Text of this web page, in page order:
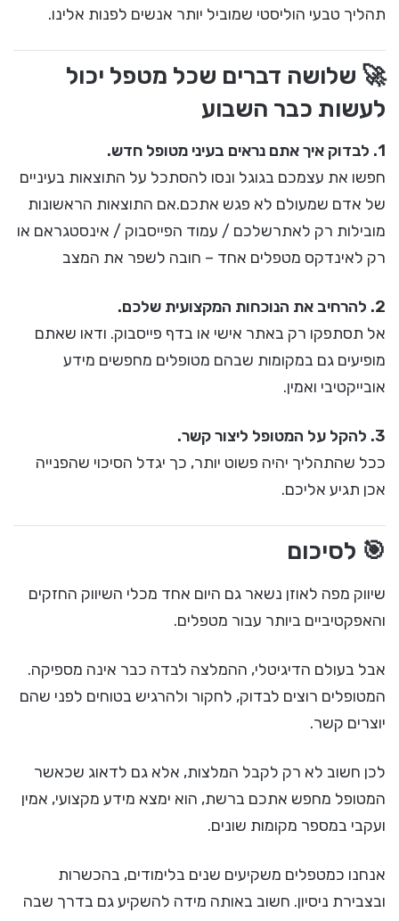
תהליך טבעי הוליסטי שמוביל יותר אנשים לפנות אלינו.
🚀 שלושה דברים שכל מטפל יכול
לעשות כבר השבוע
1. לבדוק איך אתם נראים בעיני מטופל חדש.
חפשו את עצמכם בגוגל ונסו להסתכל על התוצאות בעיניים
של אדם שמעולם לא פגש אתכם.אם התוצאות הראשונות
מובילות רק לאתרשלכם / עמוד הפייסבוק / אינסטגראם או
רק לאינדקס מטפלים אחד – חובה לשפר את המצב
2. להרחיב את הנוכחות המקצועית שלכם.
אל תסתפקו רק באתר אישי או בדף פייסבוק. ודאו שאתם
מופיעים גם במקומות שבהם מטופלים מחפשים מידע
אובייקטיבי ואמין.
3. להקל על המטופל ליצור קשר.
ככל שהתהליך יהיה פשוט יותר, כך יגדל הסיכוי שהפנייה
אכן תגיע אליכם.
🎯 לסיכום
שיווק מפה לאוזן נשאר גם היום אחד מכלי השיווק החזקים
והאפקטיביים ביותר עבור מטפלים.
אבל בעולם הדיגיטלי, ההמלצה לבדה כבר אינה מספיקה.
המטופלים רוצים לבדוק, לחקור ולהרגיש בטוחים לפני שהם
יוצרים קשר.
לכן חשוב לא רק לקבל המלצות, אלא גם לדאוג שכאשר
המטופל מחפש אתכם ברשת, הוא ימצא מידע מקצועי, אמין
ועקבי במספר מקומות שונים.
אנחנו כמטפלים משקיעים שנים בלימודים, בהכשרות
ובצבירת ניסיון. חשוב באותה מידה להשקיע גם בדרך שבה